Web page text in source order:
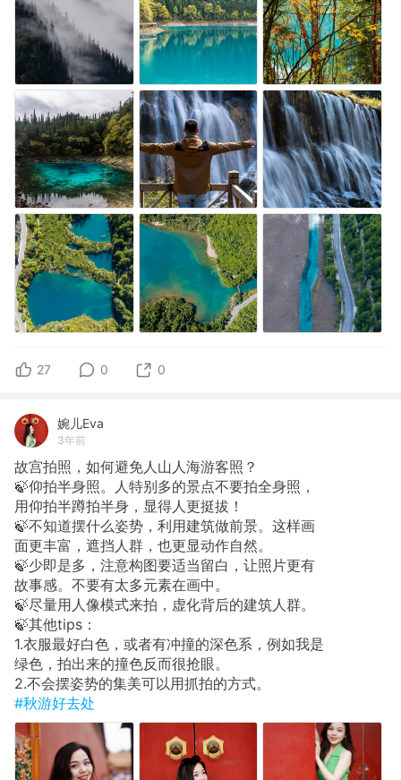
27 0 0
婉儿Eva
3年前
故宫拍照，如何避免人山人海游客照？
🍃仰拍半身照。人特别多的景点不要拍全身照，
用仰拍半蹲拍半身，显得人更挺拔！
🍃不知道摆什么姿势，利用建筑做前景。这样画
面更丰富，遮挡人群，也更显动作自然。
🍃少即是多，注意构图要适当留白，让照片更有
故事感。不要有太多元素在画中。
🍃尽量用人像模式来拍，虚化背后的建筑人群。
🍃其他tips：
1.衣服最好白色，或者有冲撞的深色系，例如我是
绿色，拍出来的撞色反而很抢眼。
2.不会摆姿势的集美可以用抓拍的方式。
#秋游好去处